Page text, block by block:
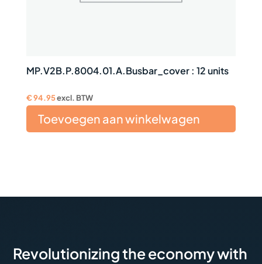
MP.V2B.P.8004.01.A.Busbar_cover : 12 units
€94.95excl. BTW
Toevoegen aan winkelwagen
Revolutionizing the economy with